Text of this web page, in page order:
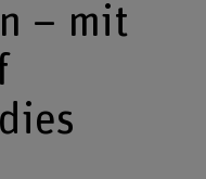
– mit